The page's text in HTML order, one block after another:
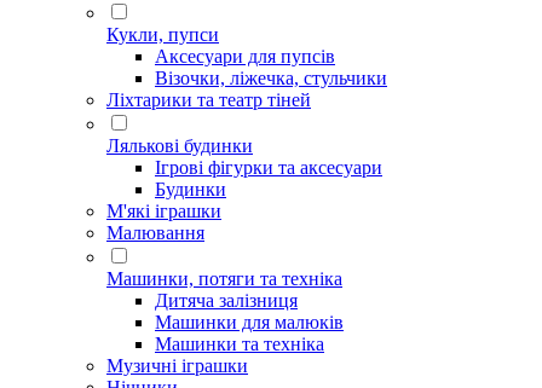
Кукли, пупси
Аксесуари для пупсів
Візочки, ліжечка, стульчики
Ліхтарики та театр тіней
Лялькові будинки
Ігрові фігурки та аксесуари
Будинки
М'які іграшки
Малювання
Машинки, потяги та техніка
Дитяча залізниця
Машинки для малюків
Машинки та техніка
Музичні іграшки